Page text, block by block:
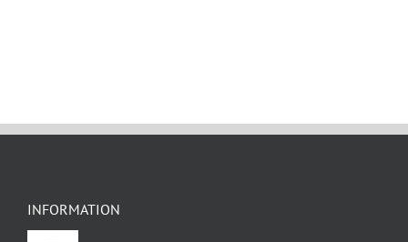
INFORMATION